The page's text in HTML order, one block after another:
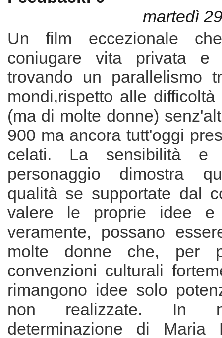
martedì
Un film eccezionale
coniugare vita privata e
trovando un parallelismo
mondi,rispetto alle
(ma di molte donne)
900 ma ancora tutt'oggi
celati. La sensibilità e
personaggio dimostra
qualità se supportate dal
valere le proprie idee e
veramente, possano
molte donne che, per
convenzioni culturali
rimangono idee solo
non realizzate. In
determinazione di Maria